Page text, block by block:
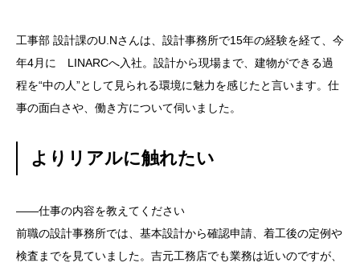
工事部 設計課のU.Nさんは、設計事務所で15年の経験を経て、今
年4月に LINARCへ入社。設計から現場まで、建物ができる過
程を“中の人”として見られる環境に魅力を感じたと言います。仕
事の面白さや、働き方について伺いました。
よりリアルに触れたい
——仕事の内容を教えてください
前職の設計事務所では、基本設計から確認申請、着工後の定例や
検査までを見ていました。吉元工務店でも業務は近いのですが、